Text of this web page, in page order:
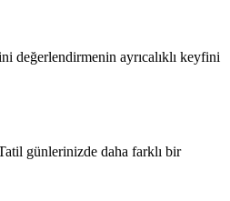
değerlendirmenin ayrıcalıklı keyfini
günlerinizde daha farklı bir